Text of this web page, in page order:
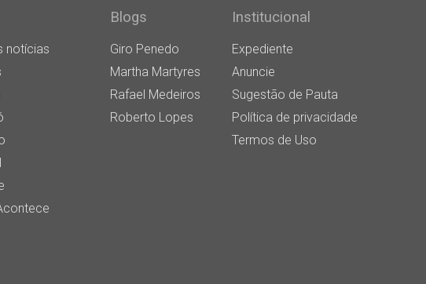
notícias
Blogs
Giro Penedo
Martha Martyres
Rafael Medeiros
Roberto Lopes
Institucional
Expediente
Anuncie
Sugestão de Pauta
Política de privacidade
Termos de Uso